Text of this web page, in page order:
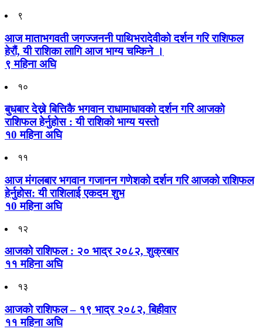
९
आज माताभगवती जगज्जननी पाथिभरादेवीको दर्शन गरि राशिफल
हेरौं, यी राशिका लागि आज भाग्य चम्किने ।
९ महिना अघि
१०
बुधबार देख्ने बित्तिकै भगवान राधामाधावको दर्शन गरि आजको
राशिफल हेर्नुहोस : यी राशिको भाग्य यस्तो
१0 महिना अघि
११
आज मंगलबार भगवान गजानन गणेशको दर्शन गरि आजको राशिफल
हेर्नुहोस: यी राशिलाई एकदम शुभ
१0 महिना अघि
१२
आजको राशिफल : २० भाद्र २०८२, शुक्रबार
११ महिना अघि
१३
आजको राशिफल – १९ भाद्र २०८२, बिहीवार
११ महिना अघि